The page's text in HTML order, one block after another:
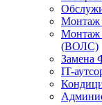
Монтаж
(ВОЛС)
Замена
IT-